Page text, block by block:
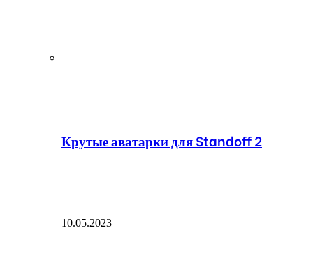
Крутые аватарки для Standoff 2
10.05.2023